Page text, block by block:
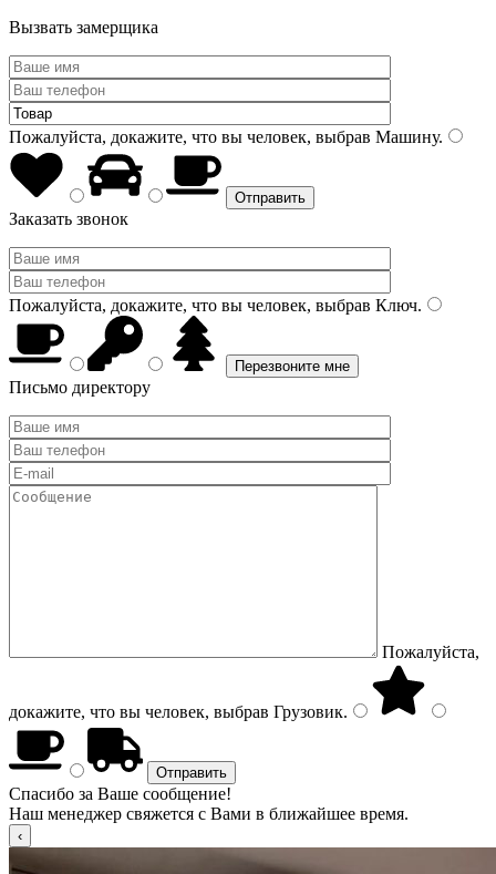
Вызвать замерщика
Пожалуйста, докажите, что вы человек, выбрав Машину.
Заказать звонок
Пожалуйста, докажите, что вы человек, выбрав Ключ.
Письмо директору
Пожалуйста,
докажите, что вы человек, выбрав Грузовик.
Спасибо за Ваше сообщение!
Наш менеджер свяжется с Вами в ближайшее время.